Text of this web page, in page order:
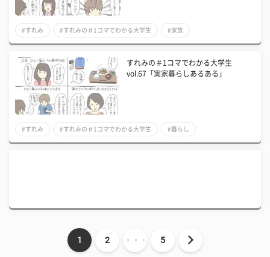
#すれみ #すれみの＃1コマでわかる大学生 #家族
すれみの＃1コマでわかる大学生
vol.67「実家暮らしあるある」
#すれみ #すれみの＃1コマでわかる大学生 #暮らし
1 2 ・・・ 5